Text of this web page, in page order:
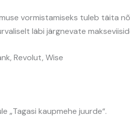
vormistamiseks tuleb täita
läbi järgnevate
Revolut, Wise
„Tagasi kaupmehe juurde“.